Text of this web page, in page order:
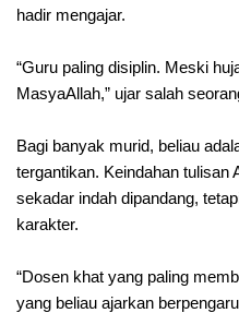
hadir mengajar.
‎“Guru paling disiplin. Meski
MasyaAllah,” ujar salah
‎Bagi banyak murid, beliau
tergantikan. Keindahan tulisan
sekadar indah dipandang,
karakter.
‎“Dosen khat yang paling
yang beliau ajarkan